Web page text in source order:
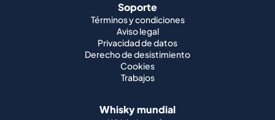
Soporte
Términos y condiciones
Aviso legal
Privacidad de datos
Derecho de desistimiento
Cookies
Trabajos
Whisky mundial